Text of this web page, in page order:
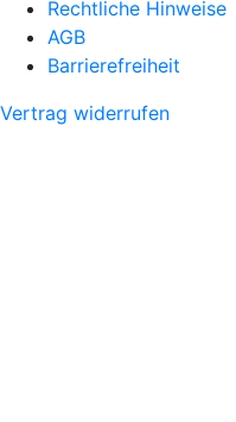
Rechtliche Hinweise
AGB
Barrierefreiheit
Vertrag widerrufen